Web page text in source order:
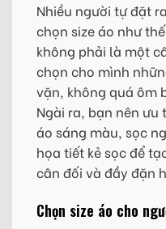
Nhiều người tự đặt
chọn size áo như
không phải là một
chọn cho mình
vặn, không quá ôm
Ngài ra, bạn nên
áo sáng màu, sọc
họa tiết kẻ sọc để
cân đối và đầy đặn
Chọn size áo cho